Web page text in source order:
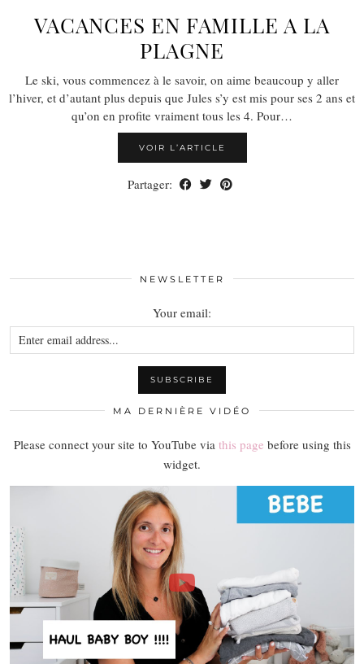
VACANCES EN FAMILLE A LA
PLAGNE
Le ski, vous commencez à le savoir, on aime beaucoup y aller
l’hiver, et d’autant plus depuis que Jules s’y est mis pour ses 2 ans et
qu’on en profite vraiment tous les 4. Pour…
VOIR L’ARTICLE
Partager:
NEWSLETTER
Your email:
MA DERNIÈRE VIDÉO
Please connect your site to YouTube via this page before using this
widget.